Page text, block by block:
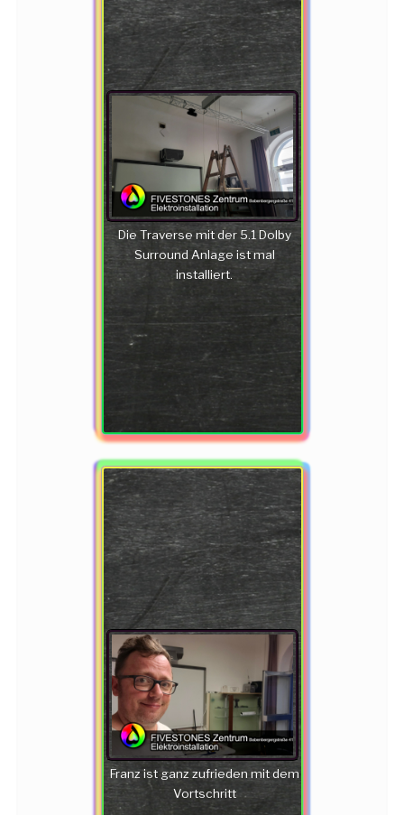
Die Traverse mit der 5.1 Dolby
Surround Anlage ist mal
installiert.
Franz ist ganz zufrieden mit dem
Vortschritt